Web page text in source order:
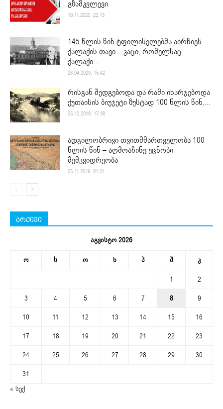
გზამკვლევი
19.11.2020. 22:13
145 წლის წინ ტფილისელებმა აირჩიეს
ქალაქის თავი – კაცი, რომელსაც
ქალაქი...
28.04.2020. 15:42
რისგან შედგებოდა და რაში იხარჯებოდა
ქუთაისის ბიუჯეტი ზუსტად 100 წლის წინ,...
25.12.2019. 17:39
ადგილობრივი თვითმმართველობა 100
წლის წინ – აღმოაჩინე უცნობი
მემკვიდრეობა
23.11.2019. 01:31
არქივი
აგვისტო 2026
ო ს ო ხ პ შ კ
1
2
3
4 5 6 7 8
9
10
11 12 13 14 15
16
17
18 19 20 21 22
23
24
25 26 27 28 29
30
31
« სექ